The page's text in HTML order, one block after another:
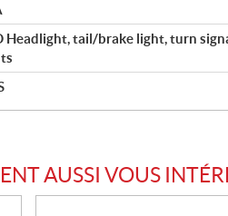
Headlight, tail/brake light, turn
AUSSI VOUS